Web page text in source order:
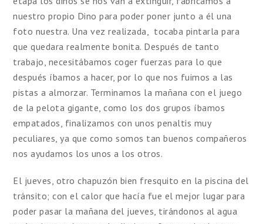
nuestro propio Dino para poder poner junto a él una
foto nuestra. Una vez realizada, tocaba pintarla para
que quedara realmente bonita. Después de tanto
trabajo, necesitábamos coger fuerzas para lo que
después íbamos a hacer, por lo que nos fuimos a las
pistas a almorzar. Terminamos la mañana con el juego
de la pelota gigante, como los dos grupos íbamos
empatados, finalizamos con unos penaltis muy
peculiares, ya que como somos tan buenos compañeros
nos ayudamos los unos a los otros.
El jueves, otro chapuzón bien fresquito en la piscina del
tránsito; con el calor que hacía fue el mejor lugar para
poder pasar la mañana del jueves, tirándonos al agua